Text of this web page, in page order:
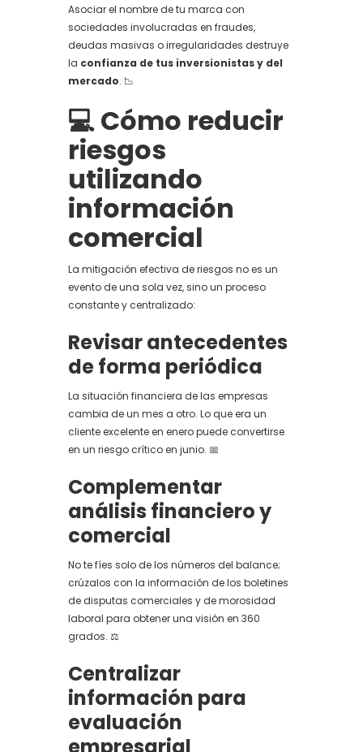
Asociar el nombre de tu marca con
sociedades involucradas en fraudes,
deudas masivas o irregularidades destruye
la confianza de tus inversionistas y del
mercado. 📉
💻 Cómo reducir
riesgos
utilizando
información
comercial
La mitigación efectiva de riesgos no es un
evento de una sola vez, sino un proceso
constante y centralizado:
Revisar antecedentes
de forma periódica
La situación financiera de las empresas
cambia de un mes a otro. Lo que era un
cliente excelente en enero puede convertirse
en un riesgo crítico en junio. 📅
Complementar
análisis financiero y
comercial
No te fíes solo de los números del balance;
crúzalos con la información de los boletines
de disputas comerciales y de morosidad
laboral para obtener una visión en 360
grados. ⚖️
Centralizar
información para
evaluación